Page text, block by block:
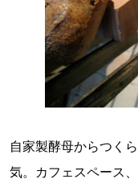
自家製酵母からつく
気。カフェスペース